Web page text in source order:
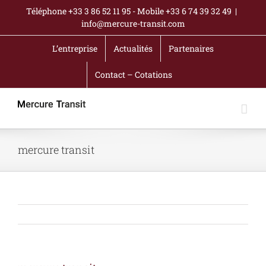
Passer
contenu
Téléphone +33 3 86 52 11 95 - Mobile +33 6 74 39 32 49 |
info@mercure-transit.com
L’entreprise Actualités Partenaires
Contact – Cotations
mercure transit